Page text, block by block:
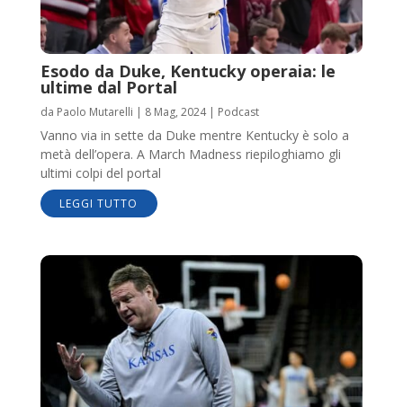
Esodo da Duke, Kentucky operaia: le
ultime dal Portal
da Paolo Mutarelli | 8 Mag, 2024| Podcast
Vanno via in sette da Duke mentre Kentucky è solo a
metà dell’opera. A March Madness riepiloghiamo gli
ultimi colpi del portal
LEGGI TUTTO